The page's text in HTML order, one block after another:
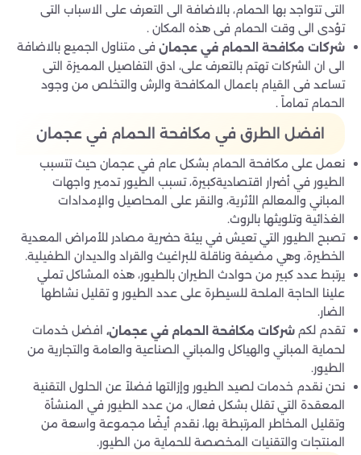
التى تتواجد بها الحمام، بالاضافة الى التعرف على الاسباب التى
تؤدى الى وقت الحمام فى هذه المكان .
شركات مكافحة الحمام في عجمان فى متناول الجميع بالاضافة
الى ان الشركات تهتم بالتعرف على، ادق التفاصيل المميزة التى
تساعد فى القيام باعمال المكافحة والرش والتخلص من وجود
الحمام تماماً .
افضل الطرق في مكافحة الحمام في عجمان
نعمل على مكافحة الحمام بشكل عام في عجمان حيث تتسبب
الطيور في أضرار اقتصاديةكبيرة، تسبب الطيور تدمير واجهات
المباني والمعالم الأثرية، والنقر على المحاصيل والإمدادات
الغذائية وتلويثها بالروث.
تصبح الطيور التي تعيش في بيئة حضرية مصادر للأمراض المعدية
الخطيرة، وهي مضيفة وناقلة للبراغيث والقراد والديدان الطفيلية.
يرتبط عدد كبير من حوادث الطيران بالطيور، هذه المشاكل تملي
علينا الحاجة الملحة للسيطرة على عدد الطيور و تقليل نشاطها
الضار.
تقدم لكم شركات مكافحة الحمام في عجمان، افضل خدمات
لحماية المباني والهياكل والمباني الصناعية والعامة والتجارية من
الطيور.
نحن نقدم خدمات لصيد الطيور وإزالتها فضلاً عن الحلول التقنية
المعقدة التي تقلل بشكل فعال، من عدد الطيور في المنشأة
وتقليل المخاطر المرتبطة بها، نقدم أيضًا مجموعة واسعة من
المنتجات والتقنيات المخصصة للحماية من الطيور.